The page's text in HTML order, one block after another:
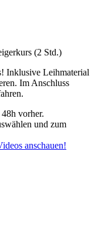
(2 Std.)
Inklusive Leihmaterial
Im Anschluss
vorher.
und zum
anschauen!